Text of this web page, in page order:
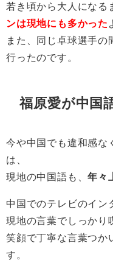
若き頃から大人になる
ンは現地にも多かった
また、同じ卓球選手の
行ったのです。
福原愛が中国
今や中国でも違和感な
は、
現地の中国語も、年々
中国でのテレビのイン
現地の言葉でしっかり
笑顔で丁寧な言葉つか
す。